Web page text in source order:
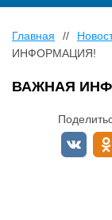
Главная //
ИНФОРМАЦИЯ!
ВАЖНАЯ